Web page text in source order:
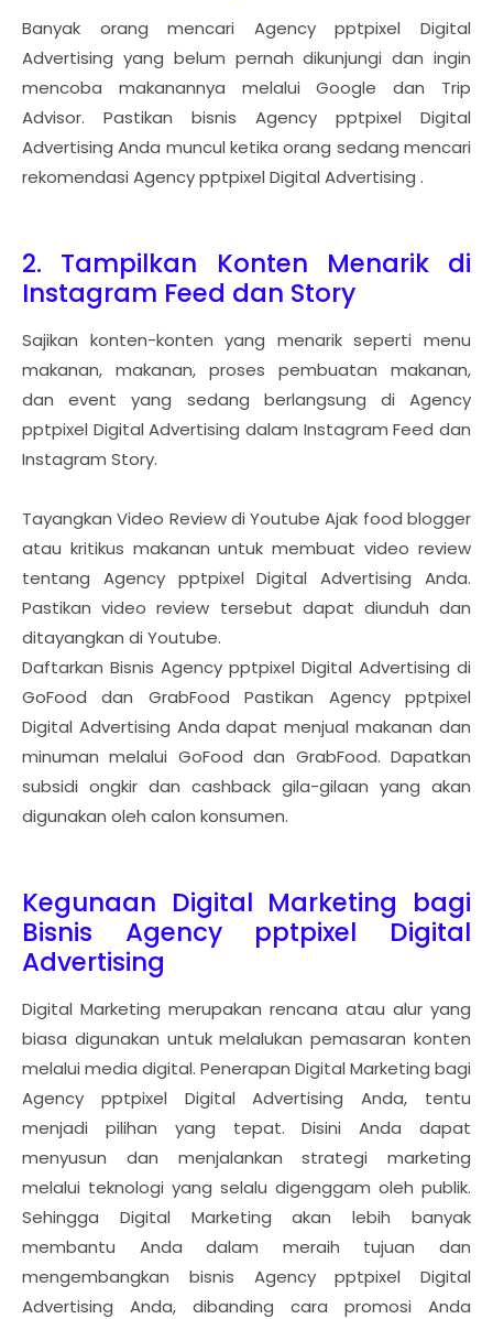
Banyak orang mencari Agency pptpixel Digital
Advertising yang belum pernah dikunjungi dan ingin
mencoba makanannya melalui Google dan Trip
Advisor. Pastikan bisnis Agency pptpixel Digital
Advertising Anda muncul ketika orang sedang mencari
rekomendasi Agency pptpixel Digital Advertising .
2. Tampilkan Konten Menarik di
Instagram Feed dan Story
Sajikan konten-konten yang menarik seperti menu
makanan, makanan, proses pembuatan makanan,
dan event yang sedang berlangsung di Agency
pptpixel Digital Advertising dalam Instagram Feed dan
Instagram Story.
Tayangkan Video Review di Youtube Ajak food blogger
atau kritikus makanan untuk membuat video review
tentang Agency pptpixel Digital Advertising Anda.
Pastikan video review tersebut dapat diunduh dan
ditayangkan di Youtube.
Daftarkan Bisnis Agency pptpixel Digital Advertising di
GoFood dan GrabFood Pastikan Agency pptpixel
Digital Advertising Anda dapat menjual makanan dan
minuman melalui GoFood dan GrabFood. Dapatkan
subsidi ongkir dan cashback gila-gilaan yang akan
digunakan oleh calon konsumen.
Kegunaan Digital Marketing bagi
Bisnis Agency pptpixel Digital
Advertising
Digital Marketing merupakan rencana atau alur yang
biasa digunakan untuk melalukan pemasaran konten
melalui media digital. Penerapan Digital Marketing bagi
Agency pptpixel Digital Advertising Anda, tentu
menjadi pilihan yang tepat. Disini Anda dapat
menyusun dan menjalankan strategi marketing
melalui teknologi yang selalu digenggam oleh publik.
Sehingga Digital Marketing akan lebih banyak
membantu Anda dalam meraih tujuan dan
mengembangkan bisnis Agency pptpixel Digital
Advertising Anda, dibanding cara promosi Anda